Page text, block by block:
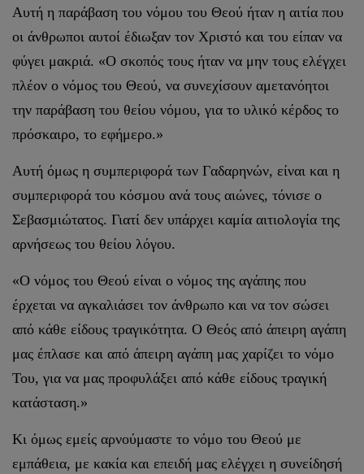
Αυτή η παράβαση του νόμου του Θεού ήταν η αιτία που
οι άνθρωποι αυτοί έδιωξαν τον Χριστό και του είπαν να
φύγει μακριά. «Ο σκοπός τους ήταν να μην τους ελέγχει
πλέον ο νόμος του Θεού, να συνεχίσουν αμετανόητοι
την παράβαση του θείου νόμου, για το υλικό κέρδος το
πρόσκαιρο, το εφήμερο.»
Αυτή όμως η συμπεριφορά των Γαδαρηνών, είναι και η
συμπεριφορά του κόσμου ανά τους αιώνες, τόνισε ο
Σεβασμιώτατος. Γιατί δεν υπάρχει καμία αιτιολογία της
αρνήσεως του θείου λόγου.
«Ο νόμος του Θεού είναι ο νόμος της αγάπης που
έρχεται να αγκαλιάσει τον άνθρωπο και να τον σώσει
από κάθε είδους τραγικότητα. Ο Θεός από άπειρη αγάπη
μας έπλασε και από άπειρη αγάπη μας χαρίζει το νόμο
Του, για να μας προφυλάξει από κάθε είδους τραγική
κατάσταση.»
Κι όμως εμείς αρνούμαστε το νόμο του Θεού με
εμπάθεια, με κακία και επειδή μας ελέγχει η συνείδησή